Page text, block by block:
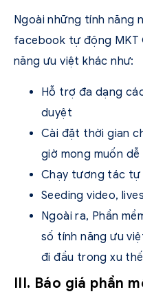
Ngoài những tính năng
facebook tự động MKT
năng ưu việt khác như:
Hỗ trợ đa dạng
duyệt
Cài đặt thời gian
giờ mong muốn dễ
Chạy tương tác tự
Seeding video,
Ngoài ra, Phần
số tính năng ưu
đi đầu trong xu
III. Báo giá phần